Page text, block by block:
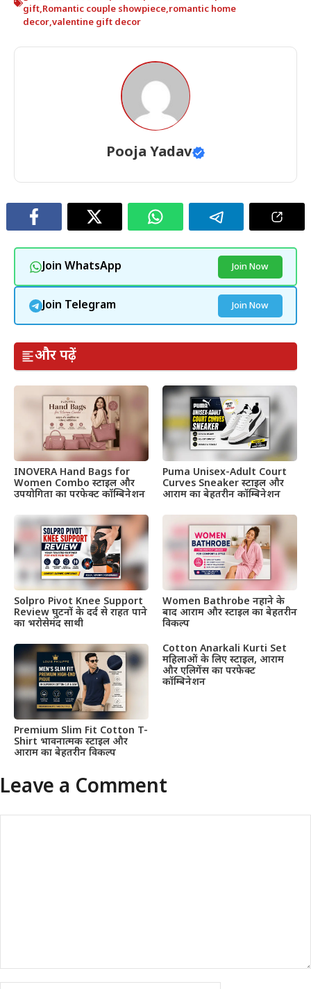
gift,Romantic couple showpiece,romantic home
decor,valentine gift decor
Pooja Yadav
Join WhatsApp Join Now
Join Telegram Join Now
और पढ़ें
INOVERA Hand Bags for
Women Combo स्टाइल और
उपयोगिता का परफेक्ट कॉम्बिनेशन
Puma Unisex-Adult Court
Curves Sneaker स्टाइल और
आराम का बेहतरीन कॉम्बिनेशन
Solpro Pivot Knee Support
Review घुटनों के दर्द से राहत पाने
का भरोसेमंद साथी
Women Bathrobe नहाने के
बाद आराम और स्टाइल का बेहतरीन
विकल्प
Premium Slim Fit Cotton T-
Shirt भावनात्मक स्टाइल और
आराम का बेहतरीन विकल्प
Cotton Anarkali Kurti Set
महिलाओं के लिए स्टाइल, आराम
और एलिगेंस का परफेक्ट
कॉम्बिनेशन
Leave a Comment